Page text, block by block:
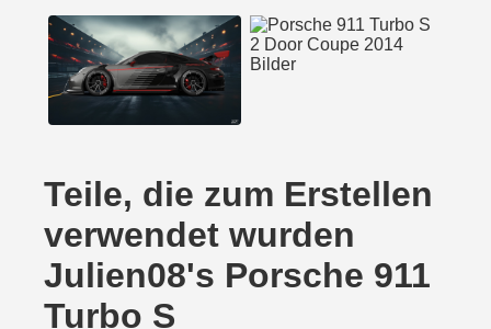
Teile, die zum Erstellen
verwendet wurden
Julien08's Porsche 911
Turbo S